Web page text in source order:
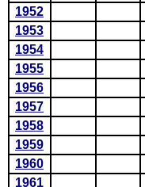
1952
1953
1954
1955
1956
1957
1958
1959
1960
1961